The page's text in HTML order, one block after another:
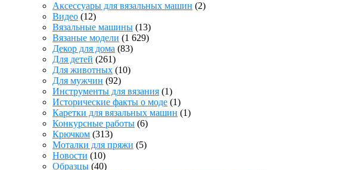
Аксессуары для вязальных машин (2)
Видео (12)
Вязальные машины (13)
Вязаные модели (1 629)
Декор для дома (83)
Для детей (261)
Для животных (10)
Для мужчин (92)
Инструменты для вязания (1)
Исторические факты о моде (1)
Каретки для вязальных машин (1)
Конкурсные работы (6)
Крючком (313)
Моталки для пряжи (5)
Новости (10)
Образцы (40)